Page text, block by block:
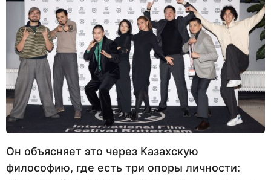
Он объясняет это через Казахскую
философию, где есть три опоры личности: